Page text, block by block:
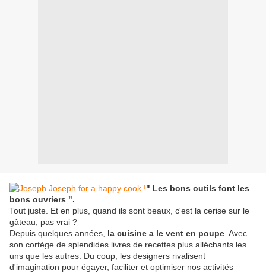
" Les bons outils font les
bons ouvriers ".
Tout juste. Et en plus, quand ils sont beaux, c'est la cerise sur le
gâteau, pas vrai ?
Depuis quelques années, la cuisine a le vent en poupe . Avec
son cortège de splendides livres de recettes plus alléchants les
uns que les autres. Du coup, les designers rivalisent
d'imagination pour égayer, faciliter et optimiser nos activités